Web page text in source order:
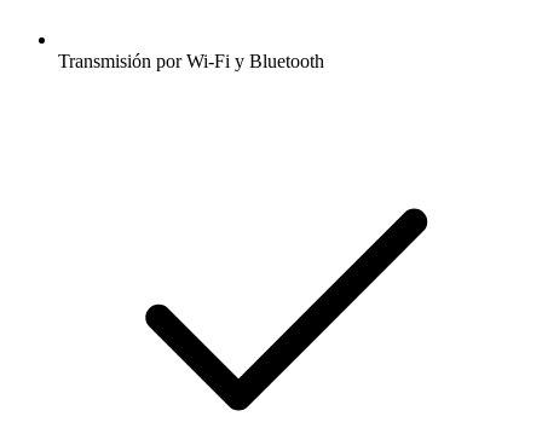
Transmisión por Wi-Fi y Bluetooth